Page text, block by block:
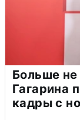
Больше
Гагарина
кадры с